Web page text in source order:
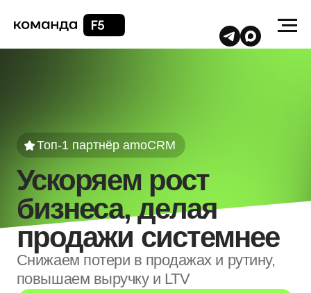
Ускоряем рост
бизнеса, делая
продажи системнее
Снижаем потери в продажах и рутину,
повышаем выручку и LTV
Обсудить задачу